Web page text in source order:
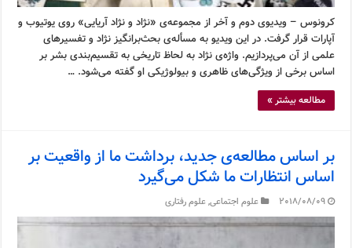
کرونوس – ویدیوی دوم و آخر از مجموعه‌ی «نژاد و نژاد آریایی» روی یوتیوب و
آپارات قرار گرفت. در این ویدیو به مسأله‌ی بحث‌برانگیز نژاد و تفسیرهای
علمی از آن می‌پردازیم. واژه‌ی نژاد به لحاظ تاریخی به تقسیم‌بندی بشر بر
اساس برخی از ویژگی‌های ظاهری و بیولوژیکی او گفته می‌شود. …
مطالعه بیشتر »
بر اساس مطالعه‌ی جدید، برداشت ما از واقعیت بر
اساس انتظارات ما شکل می‌گیرد
2018/08/09 علوم اجتماعی,علوم رفتاری